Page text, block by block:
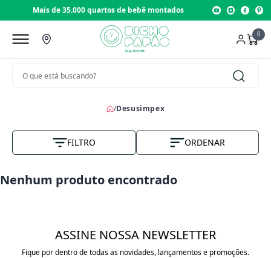
Mais de 35.000 quartos de bebê montados
0
/Desusimpex
FILTRO ORDENAR
Maior Preço
Nenhum produto encontrado
ASSINE NOSSA NEWSLETTER
Fique por dentro de todas as novidades, lançamentos e promoções.